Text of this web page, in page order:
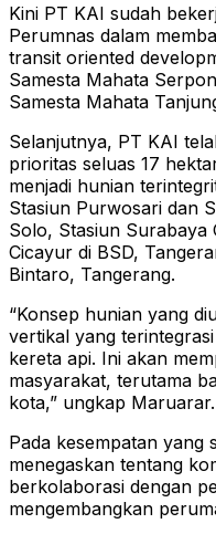
Kini PT KAI sudah
Perumnas dalam
transit oriented
Samesta Mahata
Samesta Mahata
Selanjutnya, PT KAI
prioritas seluas 17
menjadi hunian
Stasiun Purwosari dan
Solo, Stasiun Surabaya
Cicayur di BSD,
Bintaro, Tangerang.
“Konsep hunian yang
vertikal yang
kereta api. Ini akan
masyarakat, terutama
kota,” ungkap Maruarar.
Pada kesempatan
menegaskan tentang
berkolaborasi dengan
mengembangkan